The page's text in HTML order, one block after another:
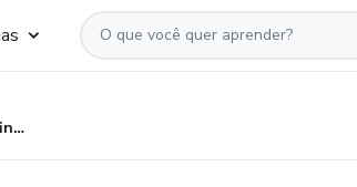
Halo 2 - O Guia Definitivo